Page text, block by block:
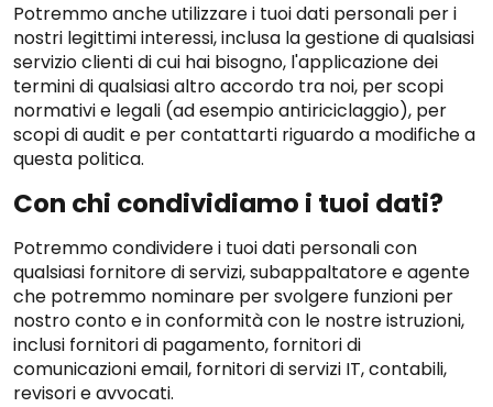
Potremmo anche utilizzare i tuoi dati personali per i
nostri legittimi interessi, inclusa la gestione di qualsiasi
servizio clienti di cui hai bisogno, l'applicazione dei
termini di qualsiasi altro accordo tra noi, per scopi
normativi e legali (ad esempio antiriciclaggio), per
scopi di audit e per contattarti riguardo a modifiche a
questa politica.
Con chi condividiamo i tuoi dati?
Potremmo condividere i tuoi dati personali con
qualsiasi fornitore di servizi, subappaltatore e agente
che potremmo nominare per svolgere funzioni per
nostro conto e in conformità con le nostre istruzioni,
inclusi fornitori di pagamento, fornitori di
comunicazioni email, fornitori di servizi IT, contabili,
revisori e avvocati.